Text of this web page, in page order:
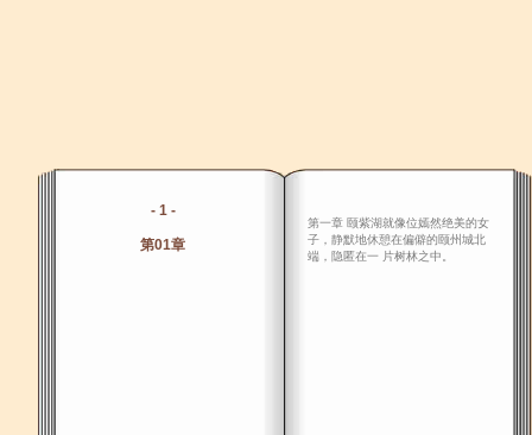
- 1 -
第01章
第一章 颐紫湖就像位嫣然绝美的女
子，静默地休憩在偏僻的颐州城北
端，隐匿在一 片树林之中。